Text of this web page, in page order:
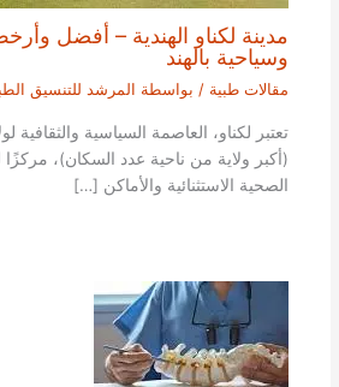
مدينة لكناو الهندية – أفضل
وسياحية بالهند
مقالات طبية / بواسطة المرشد للتنسيق
تعتبر لكناو، العاصمة السياسية والثقافية
(أكبر ولاية من ناحية عدد السكان)، مركزًا
الصحية الاستثنائية والأماكن […]